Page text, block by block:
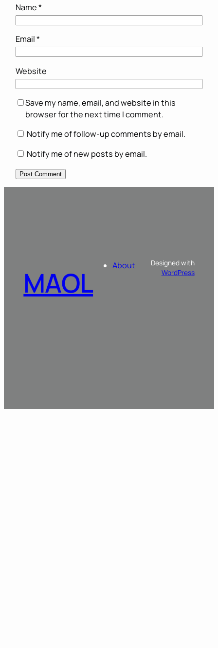
Name*
Email*
Website
Save my name, email, and website in this
browser for the next time I comment.
Notify me of follow-up comments by email.
Notify me of new posts by email.
MAOL About
Designed with
WordPress